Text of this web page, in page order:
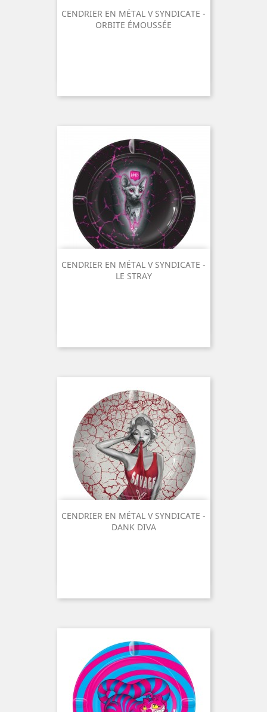
CENDRIER EN MÉTAL V SYNDICATE -
ORBITE ÉMOUSSÉE
CENDRIER EN MÉTAL V SYNDICATE -
LE STRAY
CENDRIER EN MÉTAL V SYNDICATE -
DANK DIVA